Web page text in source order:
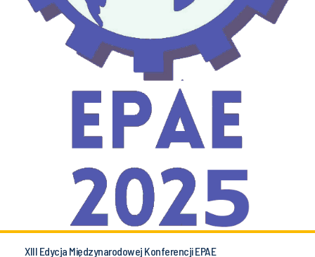
XIII Edycja Międzynarodowej Konferencji EPAE